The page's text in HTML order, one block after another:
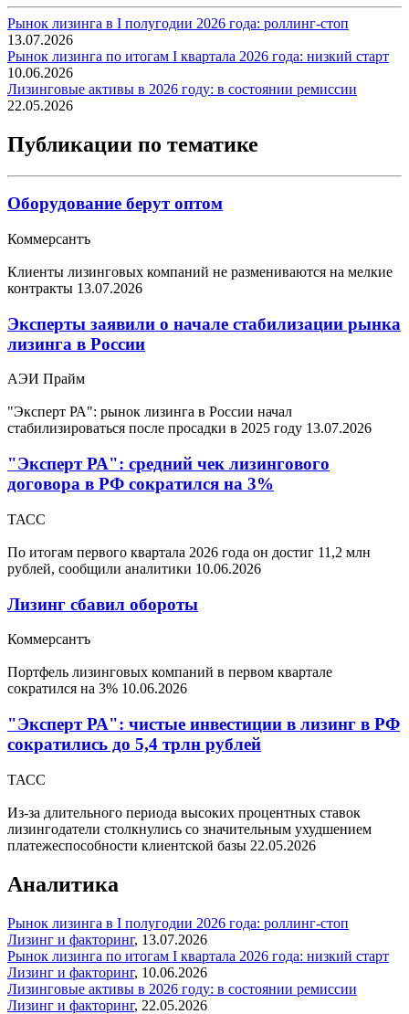
Рынок лизинга в I полугодии 2026 года: роллинг-стоп
13.07.2026
Рынок лизинга по итогам I квартала 2026 года: низкий старт
10.06.2026
Лизинговые активы в 2026 году: в состоянии ремиссии
22.05.2026
Публикации по тематике
Оборудование берут оптом
Коммерсантъ
Клиенты лизинговых компаний не размениваются на мелкие
контракты 13.07.2026
Эксперты заявили о начале стабилизации рынка
лизинга в России
АЭИ Прайм
"Эксперт РА": рынок лизинга в России начал
стабилизироваться после просадки в 2025 году 13.07.2026
"Эксперт РА": средний чек лизингового
договора в РФ сократился на 3%
ТАСС
По итогам первого квартала 2026 года он достиг 11,2 млн
рублей, сообщили аналитики 10.06.2026
Лизинг сбавил обороты
Коммерсантъ
Портфель лизинговых компаний в первом квартале
сократился на 3% 10.06.2026
"Эксперт РА": чистые инвестиции в лизинг в РФ
сократились до 5,4 трлн рублей
ТАСС
Из-за длительного периода высоких процентных ставок
лизингодатели столкнулись со значительным ухудшением
платежеспособности клиентской базы 22.05.2026
Аналитика
Рынок лизинга в I полугодии 2026 года: роллинг-стоп
Лизинг и факторинг, 13.07.2026
Рынок лизинга по итогам I квартала 2026 года: низкий старт
Лизинг и факторинг, 10.06.2026
Лизинговые активы в 2026 году: в состоянии ремиссии
Лизинг и факторинг, 22.05.2026